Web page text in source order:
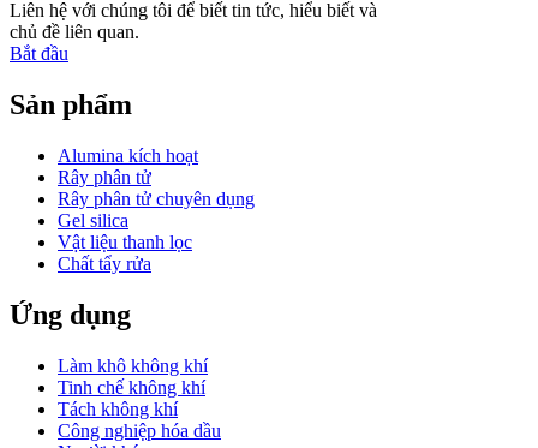
Liên hệ với chúng tôi để biết tin tức, hiểu biết và
chủ đề liên quan.
Bắt đầu
Sản phẩm
Alumina kích hoạt
Rây phân tử
Rây phân tử chuyên dụng
Gel silica
Vật liệu thanh lọc
Chất tẩy rửa
Ứng dụng
Làm khô không khí
Tinh chế không khí
Tách không khí
Công nghiệp hóa dầu